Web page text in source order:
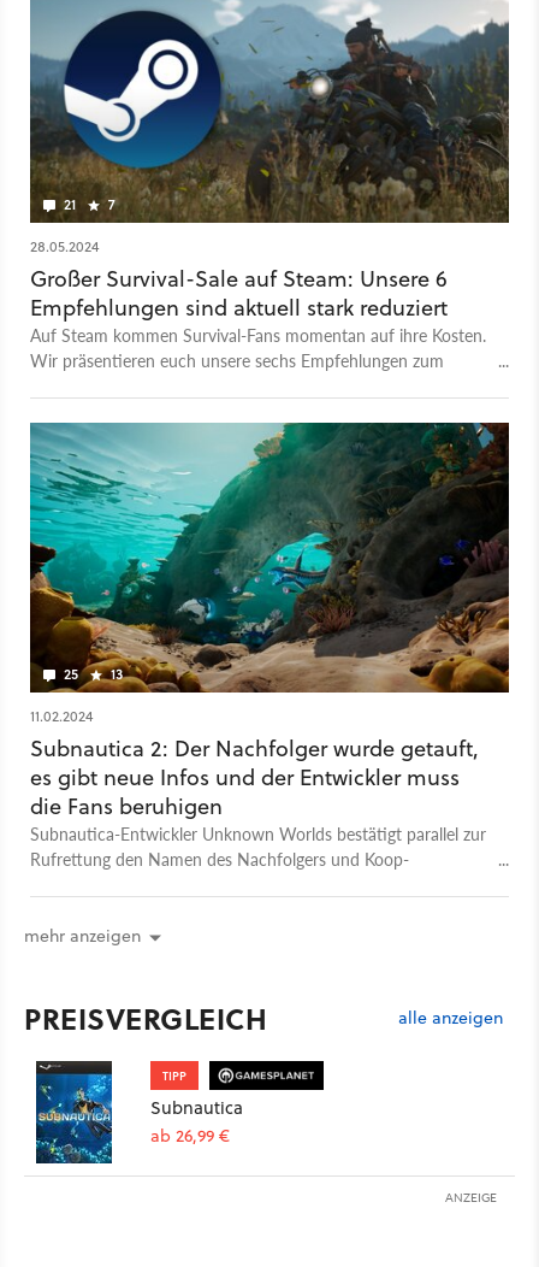
21 7
28.05.2024
Großer Survival-Sale auf Steam: Unsere 6
Empfehlungen sind aktuell stark reduziert
Auf Steam kommen Survival-Fans momentan auf ihre Kosten.
Wir präsentieren euch unsere sechs Empfehlungen zum
25 13
11.02.2024
Subnautica 2: Der Nachfolger wurde getauft,
es gibt neue Infos und der Entwickler muss
die Fans beruhigen
Subnautica-Entwickler Unknown Worlds bestätigt parallel zur
Rufrettung den Namen des Nachfolgers und Koop-
mehr anzeigen
PREISVERGLEICH alle anzeigen
TIPP
Subnautica
ab 26,99 €
ANZEIGE